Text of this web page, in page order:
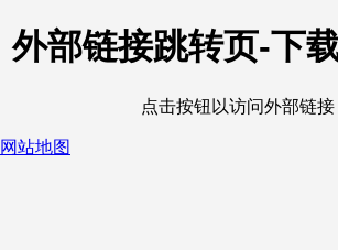
外部链接跳转页-下
点击按钮以访问外部链接
网站地图